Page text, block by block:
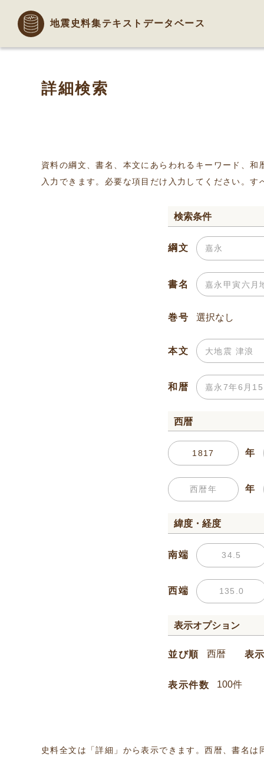
地震史料集テキストデータベース
詳細検索
資料の綱文、書名、本文にあらわれるキーワード、
入力できます。必要な項目だけ入力してください。
検索条件
綱文
書名
巻号
本文
和暦
西暦
年
年
緯度・経度
南端
西端
表示オプション
並び順 表
表示件数
史料全文は「詳細」から表示できます。西暦、書名